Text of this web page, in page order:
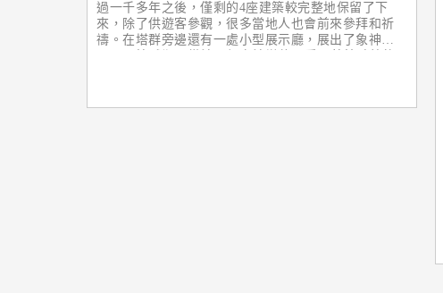
過一千多年之後，僅剩的4座建築較完整地保留了下
來，除了供遊客參觀，很多當地人也會前來參拜和祈
禱。在塔群旁邊還有一處小型展示廳，展出了象神